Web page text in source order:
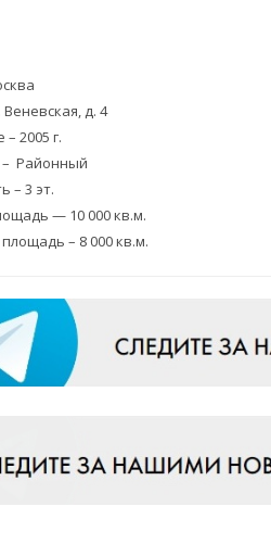
Веневская, д. 4
2005 г.
Районный
– 3 эт.
— 10 000 кв.м.
– 8 000 кв.м.